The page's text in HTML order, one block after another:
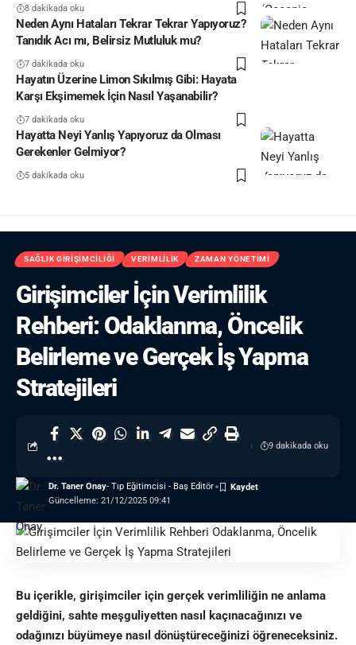
8 dakikada oku
Neden Aynı Hataları Tekrar Tekrar Yapıyoruz?
Tanıdık Acı mı, Belirsiz Mutluluk mu?
7 dakikada oku
Hayatın Üzerine Limon Sıkılmış Gibi: Hayata
Karşı Ekşimemek İçin Nasıl Yaşanabilir?
7 dakikada oku
Hayatta Neyi Yanlış Yapıyoruz da Olması
Gerekenler Gelmiyor?
5 dakikada oku
SAĞLIK GIRIŞIMCILIĞI VERIMLILIK ZAMAN YÖNETIMI
Girişimciler İçin Verimlilik
Rehberi: Odaklanma, Öncelik
Belirleme ve Gerçek İş Yapma
Stratejileri
Güncelleme: 21/12/2025 09:41
Dr. Taner Onay- Tıp Eğitimcisi - Baş Editör
9 dakikada oku
Bu içerikle, girişimciler için gerçek verimliliğin ne anlama
geldiğini, sahte meşguliyetten nasıl kaçınacağınızı ve
odağınızı büyümeye nasıl dönüştüreceğinizi öğreneceksiniz.